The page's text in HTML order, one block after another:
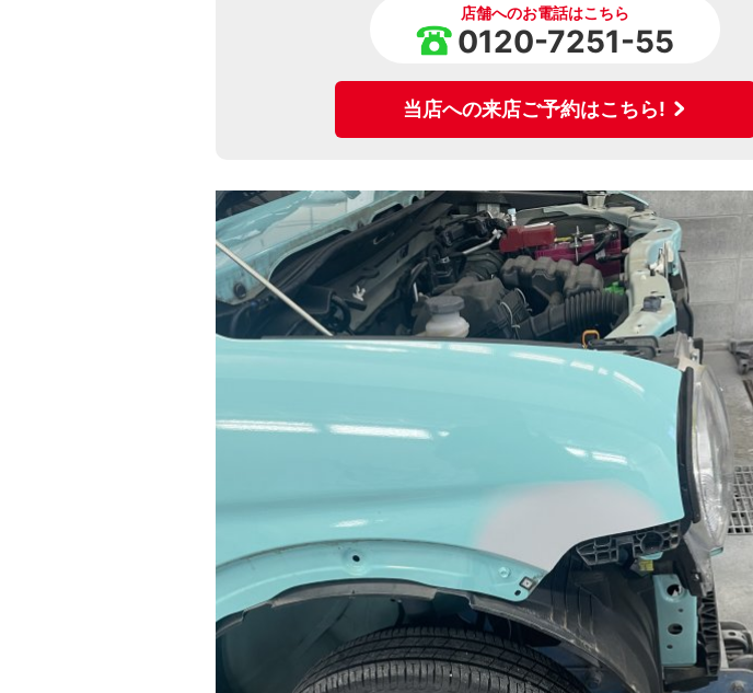
店舗へのお電話はこちら
0120-7251-55
当店への来店ご予約はこちら!